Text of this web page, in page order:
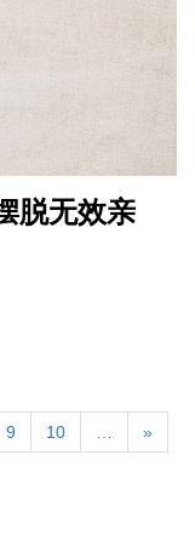
脱无效亲
9 10 »